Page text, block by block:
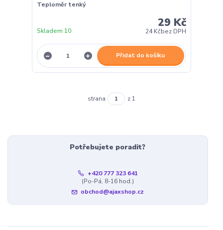
Teploměr tenký
29 Kč
24 Kčbez DPH
Skladem 10
Přidat do košíku
strana z 1
Potřebujete poradit?
+420 777 323 641
(Po-Pá, 8-16 hod.)
obchod@ajaxshop.cz